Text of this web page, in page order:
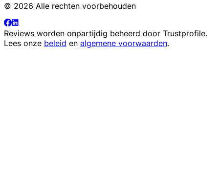
© 2026 Alle rechten voorbehouden
Reviews worden onpartijdig beheerd door Trustprofile.
Lees onze beleid en algemene voorwaarden.